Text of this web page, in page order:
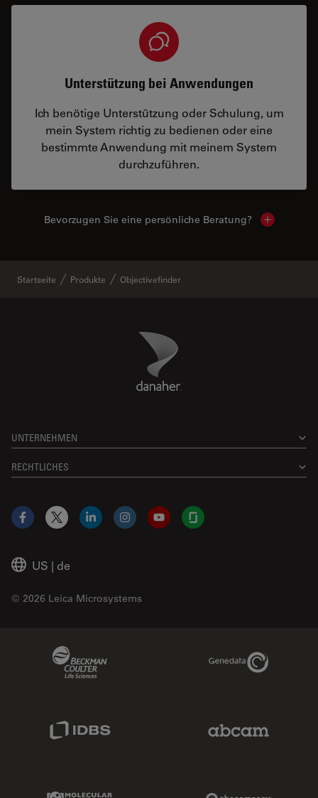
Unterstützung bei Anwendungen
Ich benötige Unterstützung oder Schulung, um
mein System richtig zu bedienen oder eine
bestimmte Anwendung mit meinem System
durchzuführen.
Bevorzugen Sie eine persönliche Beratung? Show
Startseite Produkte Objectivefinder
Danaher Logo
UNTERNEHMEN
RECHTLICHES
US | de
© 2026 Leica Microsystems
Facebook
X LinkedInInstagramYouTubeGlassdoor
Genedata Link
Molecular Devices Link